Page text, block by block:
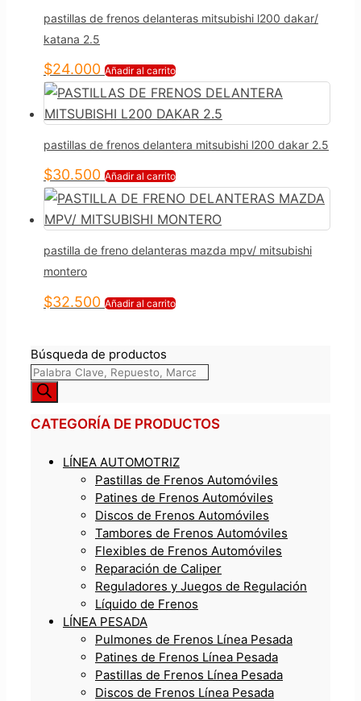
pastillas de frenos delanteras mitsubishi l200 dakar/
katana 2.5
$24.000 Añadir al carrito
pastillas de frenos delantera mitsubishi l200 dakar 2.5
$30.500 Añadir al carrito
pastilla de freno delanteras mazda mpv/ mitsubishi
montero
$32.500 Añadir al carrito
Búsqueda de productos
CATEGORÍA DE PRODUCTOS
LÍNEA AUTOMOTRIZ
Pastillas de Frenos Automóviles
Patines de Frenos Automóviles
Discos de Frenos Automóviles
Tambores de Frenos Automóviles
Flexibles de Frenos Automóviles
Reparación de Caliper
Reguladores y Juegos de Regulación
Líquido de Frenos
LÍNEA PESADA
Pulmones de Frenos Línea Pesada
Patines de Frenos Línea Pesada
Pastillas de Frenos Línea Pesada
Discos de Frenos Línea Pesada